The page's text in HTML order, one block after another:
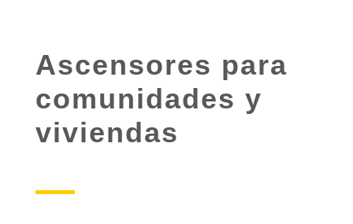
Ascensores para
comunidades y
viviendas